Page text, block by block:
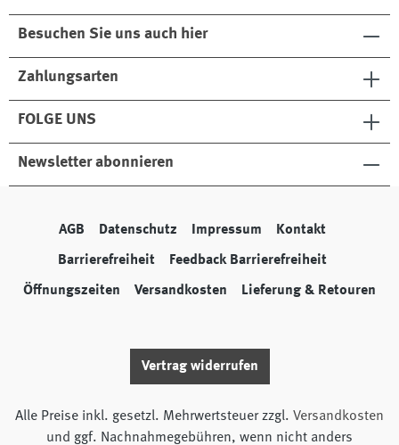
Besuchen Sie uns auch hier
Zahlungsarten
FOLGE UNS
Newsletter abonnieren
AGB Datenschutz Impressum Kontakt
Barrierefreiheit Feedback Barrierefreiheit
Öffnungszeiten Versandkosten Lieferung & Retouren
Vertrag widerrufen
Alle Preise inkl. gesetzl. Mehrwertsteuer zzgl. Versandkosten
und ggf. Nachnahmegebühren, wenn nicht anders